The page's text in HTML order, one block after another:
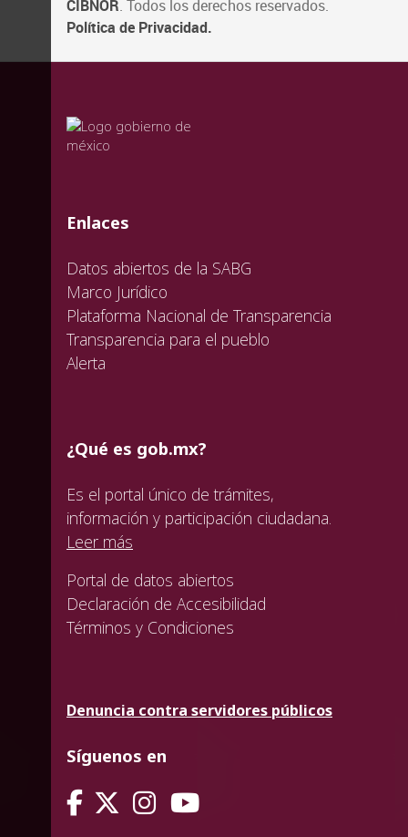
CIBNOR. Todos los derechos reservados.
Política de Privacidad.
valida
valida
valida
Enlaces
Datos abiertos de la SABG
Marco Jurídico
Plataforma Nacional de Transparencia
Transparencia para el pueblo
Alerta
¿Qué es gob.mx?
Es el portal único de trámites,
información y participación ciudadana.
Leer más
Portal de datos abiertos
Declaración de Accesibilidad
Términos y Condiciones
Denuncia contra servidores públicos
Síguenos en